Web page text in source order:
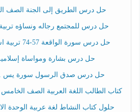
حل درس الطريق إلى الجنة الصف
حل درس للمجتمع رجاله ونساؤه
حل درس سورة الواقعة 57-74 تربية اسلامية الصف التاسع
حل درس بشارة ومواساة
حل درس صدق الرسول سورة يس 1-12 إسلامية ثامن
كتاب الطالب اللغة العربية الصف الخامس الفصل
حلول كتاب النشاط لغة عربية الوحدة